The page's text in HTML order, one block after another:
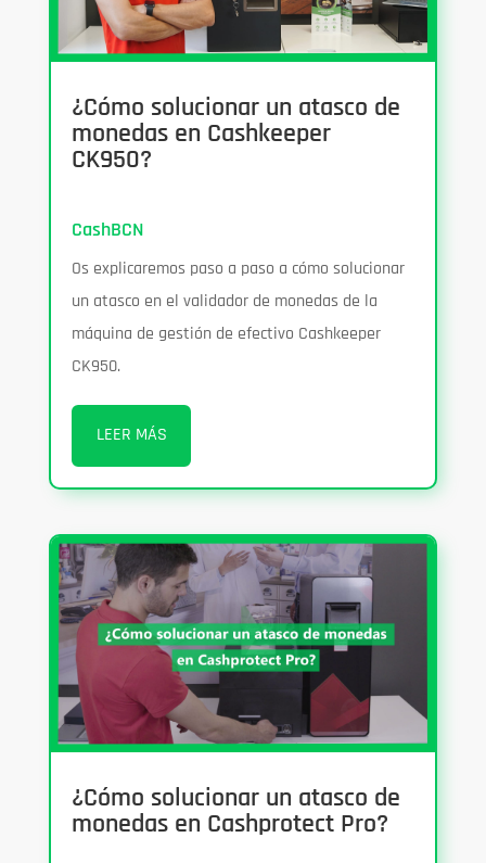
¿Cómo solucionar un atasco de
monedas en Cashkeeper
CK950?
CashBCN
Os explicaremos paso a paso a cómo solucionar
un atasco en el validador de monedas de la
máquina de gestión de efectivo Cashkeeper
CK950.
LEER MÁS
¿Cómo solucionar un atasco de
monedas en Cashprotect Pro?